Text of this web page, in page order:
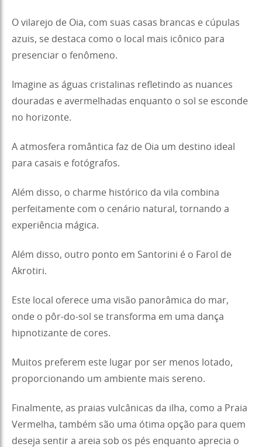
O vilarejo de Oia, com suas casas brancas e cúpulas
azuis, se destaca como o local mais icônico para
presenciar o fenômeno.
Imagine as águas cristalinas refletindo as nuances
douradas e avermelhadas enquanto o sol se esconde
no horizonte.
A atmosfera romântica faz de Oia um destino ideal
para casais e fotógrafos.
Além disso, o charme histórico da vila combina
perfeitamente com o cenário natural, tornando a
experiência mágica.
Além disso, outro ponto em Santorini é o Farol de
Akrotiri.
Este local oferece uma visão panorâmica do mar,
onde o pôr-do-sol se transforma em uma dança
hipnotizante de cores.
Muitos preferem este lugar por ser menos lotado,
proporcionando um ambiente mais sereno.
Finalmente, as praias vulcânicas da ilha, como a Praia
Vermelha, também são uma ótima opção para quem
deseja sentir a areia sob os pés enquanto aprecia o